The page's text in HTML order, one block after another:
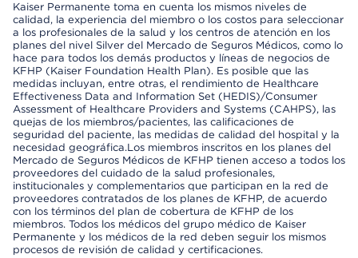
Kaiser Permanente toma en cuenta los mismos niveles de
calidad, la experiencia del miembro o los costos para seleccionar
a los profesionales de la salud y los centros de atención en los
planes del nivel Silver del Mercado de Seguros Médicos, como lo
hace para todos los demás productos y líneas de negocios de
KFHP (Kaiser Foundation Health Plan). Es posible que las
medidas incluyan, entre otras, el rendimiento de Healthcare
Effectiveness Data and Information Set (HEDIS)/Consumer
Assessment of Healthcare Providers and Systems (CAHPS), las
quejas de los miembros/pacientes, las calificaciones de
seguridad del paciente, las medidas de calidad del hospital y la
necesidad geográfica.Los miembros inscritos en los planes del
Mercado de Seguros Médicos de KFHP tienen acceso a todos los
proveedores del cuidado de la salud profesionales,
institucionales y complementarios que participan en la red de
proveedores contratados de los planes de KFHP, de acuerdo
con los términos del plan de cobertura de KFHP de los
miembros. Todos los médicos del grupo médico de Kaiser
Permanente y los médicos de la red deben seguir los mismos
procesos de revisión de calidad y certificaciones.